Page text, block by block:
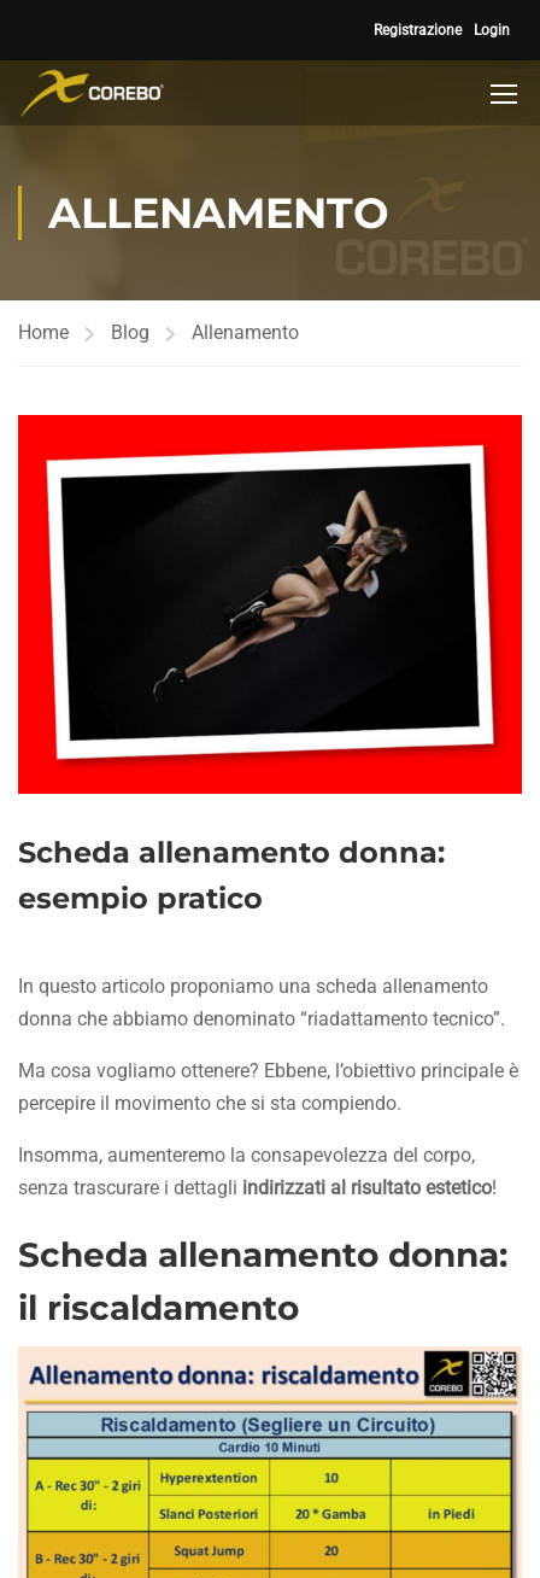
Registrazione Login
ALLENAMENTO
Home Blog Allenamento
Scheda allenamento donna:
esempio pratico
In questo articolo proponiamo una scheda allenamento
donna che abbiamo denominato “riadattamento tecnico”.
Ma cosa vogliamo ottenere? Ebbene, l’obiettivo principale è
percepire il movimento che si sta compiendo.
Insomma, aumenteremo la consapevolezza del corpo,
senza trascurare i dettagli indirizzati al risultato estetico!
Scheda allenamento donna:
il riscaldamento